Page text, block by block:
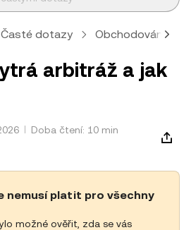
Časté dotazy Obchodování
arbitráž a jak
Doba čtení: 10 min
nemusí platit pro všechny
možné ověřit, zda se vás